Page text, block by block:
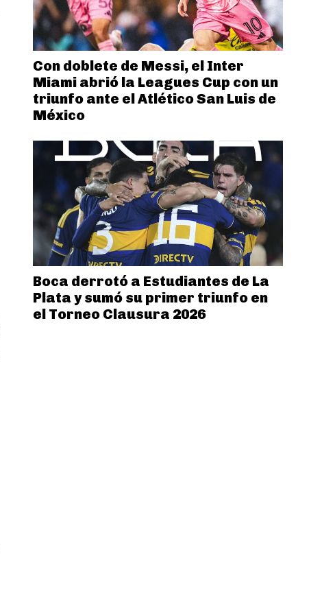
Con doblete de Messi, el Inter
Miami abrió la Leagues Cup con un
triunfo ante el Atlético San Luis de
México
Boca derrotó a Estudiantes de La
Plata y sumó su primer triunfo en
el Torneo Clausura 2026